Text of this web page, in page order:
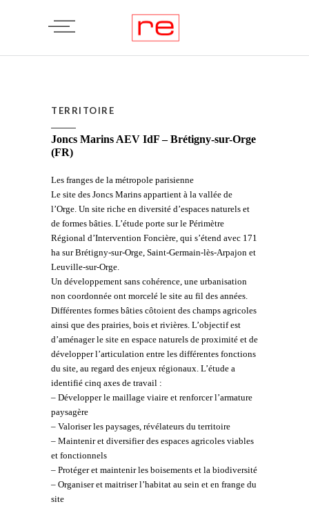
TERRITOIRE
Joncs Marins AEV IdF – Brétigny-sur-Orge
(FR)
Les franges de la métropole parisienne
Le site des Joncs Marins appartient à la vallée de
l’Orge. Un site riche en diversité d’espaces naturels et
de formes bâties. L’étude porte sur le Périmètre
Régional d’Intervention Foncière, qui s’étend avec 171
ha sur Brétigny-sur-Orge, Saint-Germain-lès-Arpajon et
Leuville-sur-Orge.
Un développement sans cohérence, une urbanisation
non coordonnée ont morcelé le site au fil des années.
Différentes formes bâties côtoient des champs agricoles
ainsi que des prairies, bois et rivières. L’objectif est
d’aménager le site en espace naturels de proximité et de
développer l’articulation entre les différentes fonctions
du site, au regard des enjeux régionaux. L’étude a
identifié cinq axes de travail :
– Développer le maillage viaire et renforcer l’armature
paysagère
– Valoriser les paysages, révélateurs du territoire
– Maintenir et diversifier des espaces agricoles viables
et fonctionnels
– Protéger et maintenir les boisements et la biodiversité
– Organiser et maitriser l’habitat au sein et en frange du
site